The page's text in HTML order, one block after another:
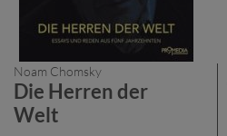
Noam Chomsky
Die Herren der
Welt